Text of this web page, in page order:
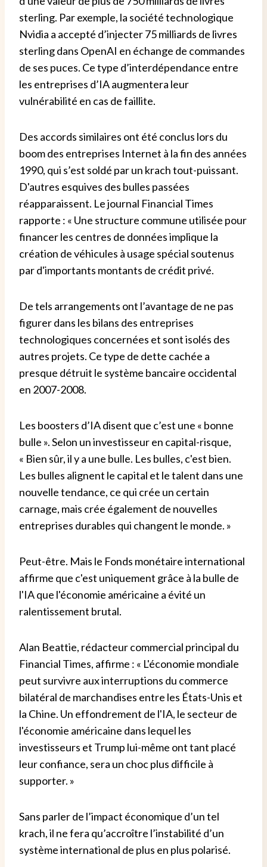
sterling. Par exemple, la société technologique
Nvidia a accepté d’injecter 75 milliards de livres
sterling dans OpenAI en échange de commandes
de ses puces. Ce type d’interdépendance entre
les entreprises d’IA augmentera leur
vulnérabilité en cas de faillite.
Des accords similaires ont été conclus lors du
boom des entreprises Internet à la fin des années
1990, qui s’est soldé par un krach tout-puissant.
D'autres esquives des bulles passées
réapparaissent. Le journal Financial Times
rapporte : « Une structure commune utilisée pour
financer les centres de données implique la
création de véhicules à usage spécial soutenus
par d'importants montants de crédit privé.
De tels arrangements ont l’avantage de ne pas
figurer dans les bilans des entreprises
technologiques concernées et sont isolés des
autres projets. Ce type de dette cachée a
presque détruit le système bancaire occidental
en 2007-2008.
Les boosters d’IA disent que c’est une « bonne
bulle ». Selon un investisseur en capital-risque,
« Bien sûr, il y a une bulle. Les bulles, c'est bien.
Les bulles alignent le capital et le talent dans une
nouvelle tendance, ce qui crée un certain
carnage, mais crée également de nouvelles
entreprises durables qui changent le monde. »
Peut-être. Mais le Fonds monétaire international
affirme que c'est uniquement grâce à la bulle de
l'IA que l'économie américaine a évité un
ralentissement brutal.
Alan Beattie, rédacteur commercial principal du
Financial Times, affirme : « L'économie mondiale
peut survivre aux interruptions du commerce
bilatéral de marchandises entre les États-Unis et
la Chine. Un effondrement de l'IA, le secteur de
l'économie américaine dans lequel les
investisseurs et Trump lui-même ont tant placé
leur confiance, sera un choc plus difficile à
supporter. »
Sans parler de l’impact économique d’un tel
krach, il ne fera qu’accroître l’instabilité d’un
système international de plus en plus polarisé.